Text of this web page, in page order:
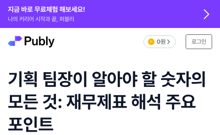
지금 바로 무료체험 해보세요!
나의 커리어 시작과 끝, 퍼블리
0원 로그인
기획 팀장이 알아야 할 숫자의
모든 것: 재무제표 해석 주요
포인트